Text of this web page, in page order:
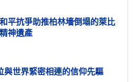
平抗爭助推柏林墻倒塌的萊比
神遺產
世界緊密相連的信仰先驅